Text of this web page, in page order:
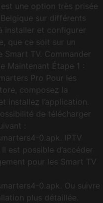
est une option très prisée
sur différents
installer et configurer
que ce soit sur un
TV. Commander
Maintenant Étape 1 :
Pro Pour les
composez la
installez l’application.
de télécharger
:
0.apk. IPTV
est possible d’accéder
pour les Smart TV
0.apk. Ou suivre
plus détaillée.